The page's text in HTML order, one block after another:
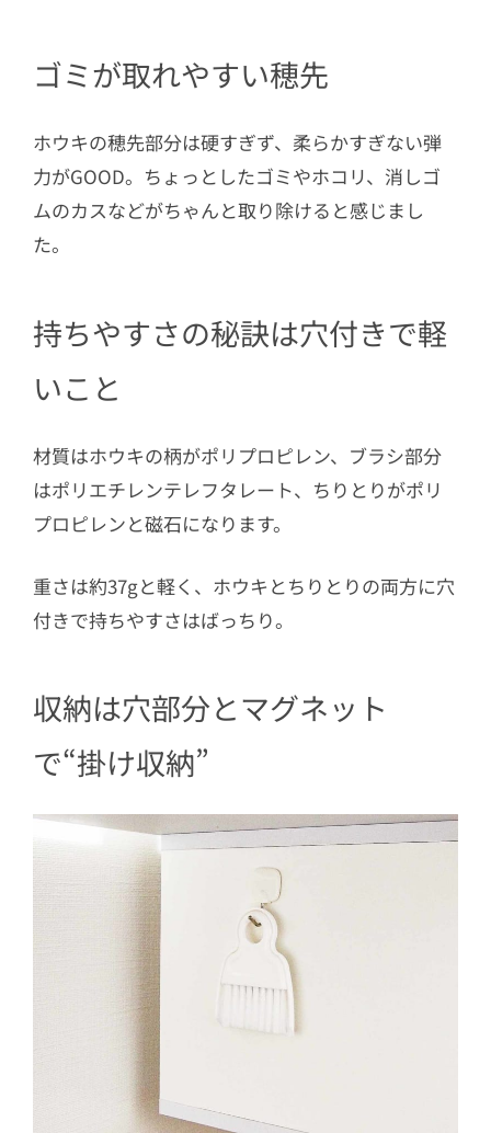
ゴミが取れやすい穂先
ホウキの穂先部分は硬すぎず、柔らかすぎない弾
力がGOOD。ちょっとしたゴミやホコリ、消しゴ
ムのカスなどがちゃんと取り除けると感じまし
た。
持ちやすさの秘訣は穴付きで軽
いこと
材質はホウキの柄がポリプロピレン、ブラシ部分
はポリエチレンテレフタレート、ちりとりがポリ
プロピレンと磁石になります。
重さは約37gと軽く、ホウキとちりとりの両方に穴
付きで持ちやすさはばっちり。
収納は穴部分とマグネット
で“掛け収納”